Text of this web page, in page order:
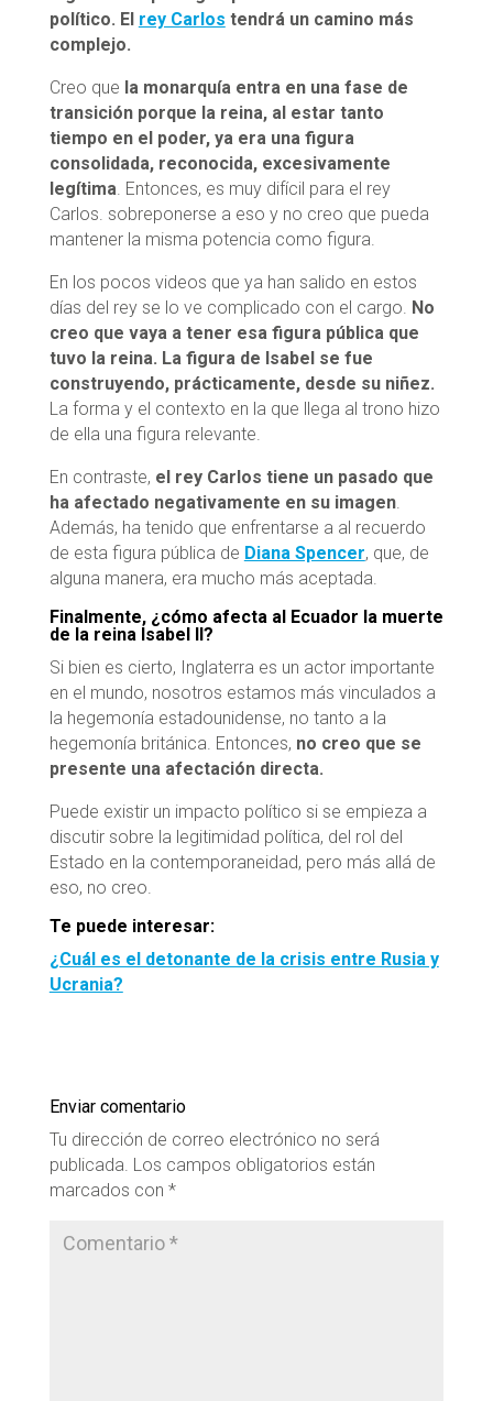
político. El rey Carlos tendrá un camino más
complejo.
Creo que la monarquía entra en una fase de
transición porque la reina, al estar tanto
tiempo en el poder, ya era una figura
consolidada, reconocida, excesivamente
legítima. Entonces, es muy difícil para el rey
Carlos. sobreponerse a eso y no creo que pueda
mantener la misma potencia como figura.
En los pocos videos que ya han salido en estos
días del rey se lo ve complicado con el cargo. No
creo que vaya a tener esa figura pública que
tuvo la reina. La figura de Isabel se fue
construyendo, prácticamente, desde su niñez.
La forma y el contexto en la que llega al trono hizo
de ella una figura relevante.
En contraste, el rey Carlos tiene un pasado que
ha afectado negativamente en su imagen.
Además, ha tenido que enfrentarse a al recuerdo
de esta figura pública de Diana Spencer, que, de
alguna manera, era mucho más aceptada.
Finalmente, ¿cómo afecta al Ecuador la muerte
de la reina Isabel II?
Si bien es cierto, Inglaterra es un actor importante
en el mundo, nosotros estamos más vinculados a
la hegemonía estadounidense, no tanto a la
hegemonía británica. Entonces, no creo que se
presente una afectación directa.
Puede existir un impacto político si se empieza a
discutir sobre la legitimidad política, del rol del
Estado en la contemporaneidad, pero más allá de
eso, no creo.
Te puede interesar:
¿Cuál es el detonante de la crisis entre Rusia y
Ucrania?
Enviar comentario
Tu dirección de correo electrónico no será
publicada. Los campos obligatorios están
marcados con *